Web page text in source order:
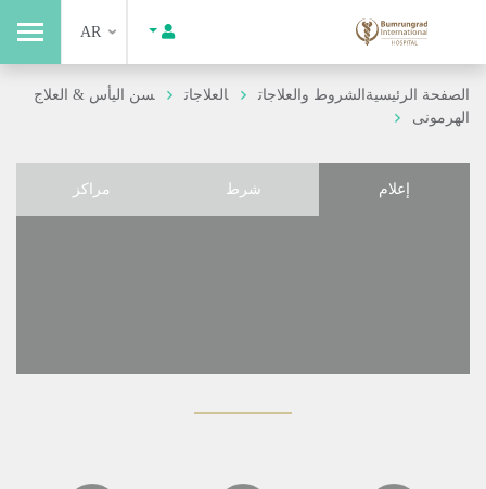
AR
الصفحة الرئيسيةالشروط والعلاجات العلاجات
سن اليأس & العلاج
الهرمونى
إعلام شرط مراكز